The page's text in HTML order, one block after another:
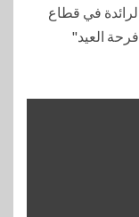
في قطاع
العيد"